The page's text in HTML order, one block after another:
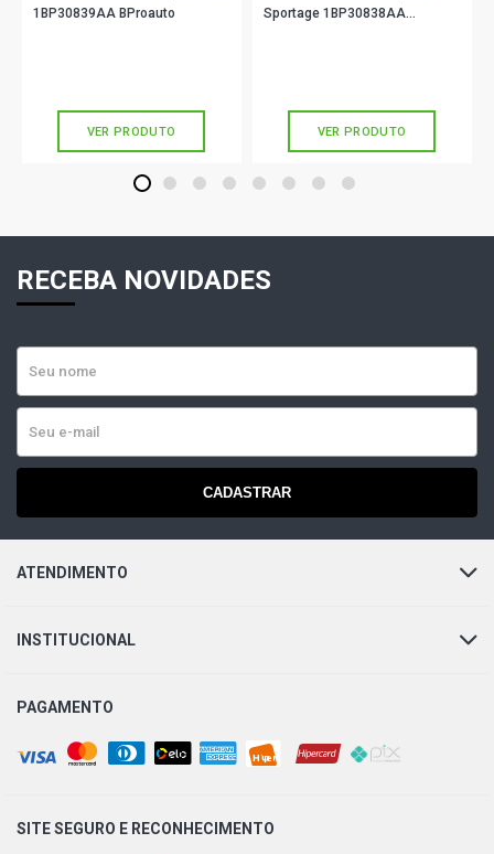
1BP30839AA BProauto
VER PRODUTO
Sportage 1BP30838AA
VER PRODUTO
1 2 3 4 5 6 7 8
RECEBA NOVIDADES
CADASTRAR
ATENDIMENTO
INSTITUCIONAL
PAGAMENTO
SITE SEGURO E RECONHECIMENTO